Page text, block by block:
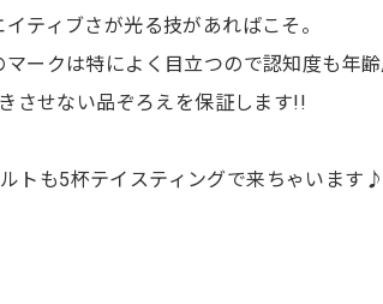
ティブさが光る技があればこそ。
ークは特によく目立つので認知度も年
させない品ぞろえを保証します!!
トも5杯テイスティングで来ちゃいます♪